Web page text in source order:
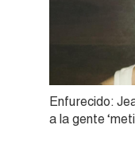
Enfurecido:
a la gente